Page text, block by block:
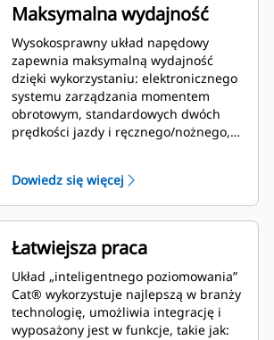
Maksymalna wydajność
Wysokosprawny układ napędowy
zapewnia maksymalną wydajność
dzięki wykorzystaniu: elektronicznego
systemu zarządzania momentem
obrotowym, standardowych dwóch
prędkości jazdy i ręcznego/nożnego,
przyspieszenia może pełnić również
funkcję pedału zwalniania.
Dowiedz się więcej
Łatwiejsza praca
Układ „inteligentnego poziomowania”
Cat® wykorzystuje najlepszą w branży
technologię, umożliwia integrację i
wyposażony jest w funkcje, takie jak: